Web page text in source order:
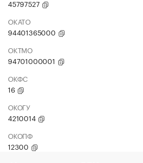
45797527
ОКАТО
94401365000
ОКТМО
94701000001
ОКФС
16
ОКОГУ
4210014
ОКОПФ
12300